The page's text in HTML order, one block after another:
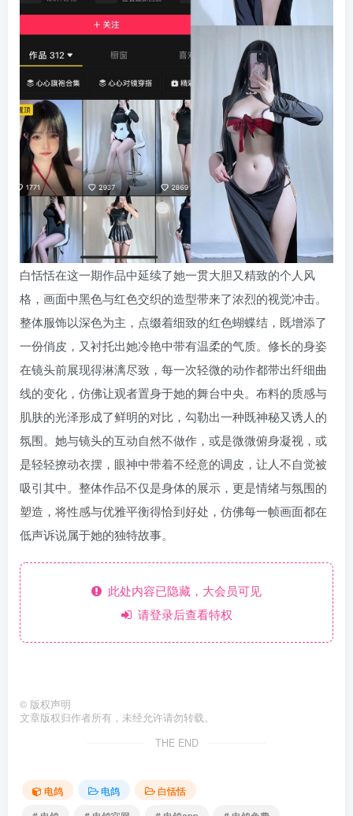
白恬恬在这一期作品中延续了她一贯大胆又精致的个人风
格，画面中黑色与红色交织的造型带来了浓烈的视觉冲击。
整体服饰以深色为主，点缀着细致的红色蝴蝶结，既增添了
一份俏皮，又衬托出她冷艳中带有温柔的气质。修长的身姿
在镜头前展现得淋漓尽致，每一次轻微的动作都带出纤细曲
线的变化，仿佛让观者置身于她的舞台中央。布料的质感与
肌肤的光泽形成了鲜明的对比，勾勒出一种既神秘又诱人的
氛围。她与镜头的互动自然不做作，或是微微俯身凝视，或
是轻轻撩动衣摆，眼神中带着不经意的调皮，让人不自觉被
吸引其中。整体作品不仅是身体的展示，更是情绪与氛围的
塑造，将性感与优雅平衡得恰到好处，仿佛每一帧画面都在
低声诉说属于她的独特故事。
此处内容已隐藏，大会员可见
请登录后查看特权
© 版权声明
文章版权归作者所有，未经允许请勿转载。
THE END
电鸽 电鸽
白恬恬